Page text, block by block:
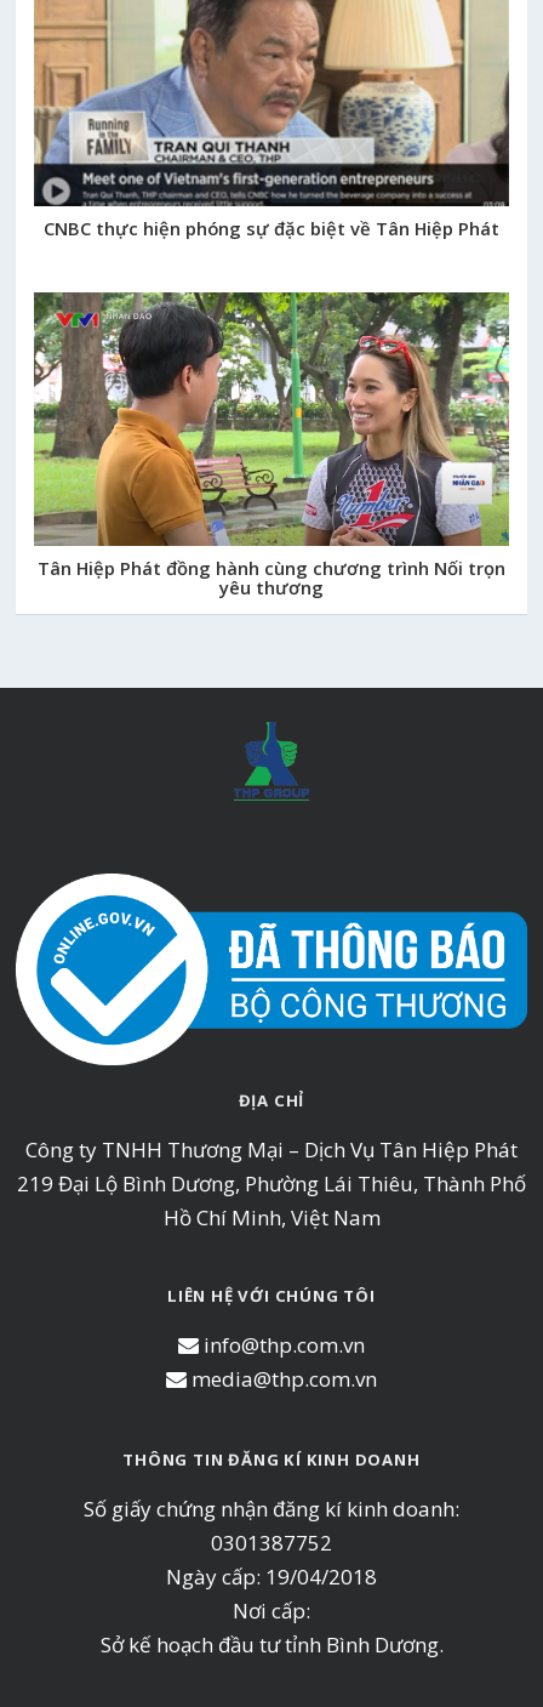
CNBC thực hiện phóng sự đặc biệt về Tân Hiệp Phát
Tân Hiệp Phát đồng hành cùng chương trình Nối trọn yêu thương
Tân Hiệp Phát đồng hành cùng chương trình Nối trọn
yêu thương
ĐỊA CHỈ
Công ty TNHH Thương Mại – Dịch Vụ Tân Hiệp Phát
219 Đại Lộ Bình Dương, Phường Lái Thiêu, Thành Phố
Hồ Chí Minh, Việt Nam
LIÊN HỆ VỚI CHÚNG TÔI
info@thp.com.vn
media@thp.com.vn
THÔNG TIN ĐĂNG KÍ KINH DOANH
Số giấy chứng nhận đăng kí kinh doanh:
0301387752
Ngày cấp: 19/04/2018
Nơi cấp:
Sở kế hoạch đầu tư tỉnh Bình Dương.